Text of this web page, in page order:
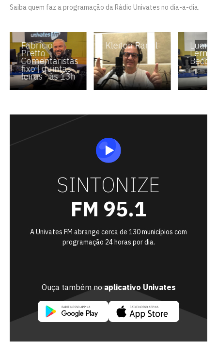
Saiba quem faz a programação da Rádio Univates no dia-a-dia.
Fabrício
Pretto
Comentaristas
fixo | quintas-
feiras - às 13h
Kleiton Ramil Luana
Becchi
SINTONIZE
FM 95.1
A Univates FM abrange cerca de 130 municípios com
programação 24 horas por dia.
Ouça também noaplicativo Univates
Escolha a vaga que você quer
concorrer:
vagas para início de curso
vagas a partir do 2º ano de curso